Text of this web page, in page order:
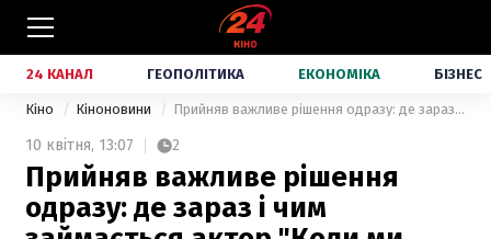
24 КАНАЛ ГЕОПОЛІТИКА ЕКОНОМІКА БІЗНЕС
Кіно Кіноновини Прийняв важливе рішення одразу: де зараз і чим займається актор "Коли ми вдома" Олексій Тритенко
10 квітня, 13:07 2
Прийняв важливе рішення
одразу: де зараз і чим